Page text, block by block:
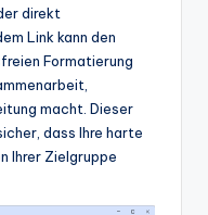
direkt
Link kann den
Formatierung
macht. Dieser
dass Ihre harte
Ihrer Zielgruppe